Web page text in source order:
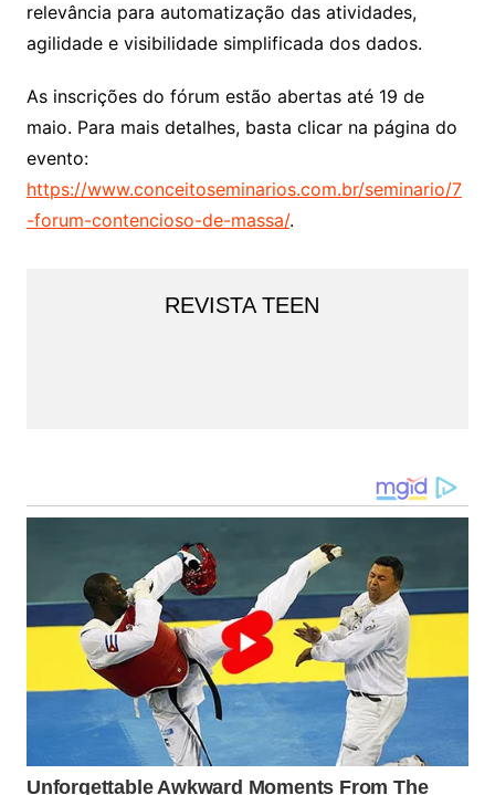
relevância para automatização das atividades,
agilidade e visibilidade simplificada dos dados.
As inscrições do fórum estão abertas até 19 de
maio. Para mais detalhes, basta clicar na página do
evento:
https://www.conceitoseminarios.com.br/seminario/7
-forum-contencioso-de-massa/.
REVISTA TEEN